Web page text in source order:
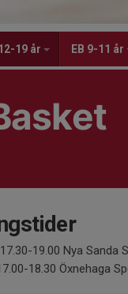
19 år EB 9-11 år
19.00 Nya Sanda
18.30 Öxnehaga